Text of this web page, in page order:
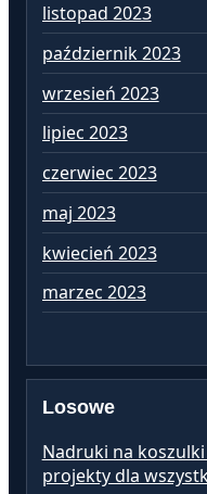
listopad 2023
październik 2023
wrzesień 2023
lipiec 2023
czerwiec 2023
maj 2023
kwiecień 2023
marzec 2023
Losowe
Nadruki na
projekty dla